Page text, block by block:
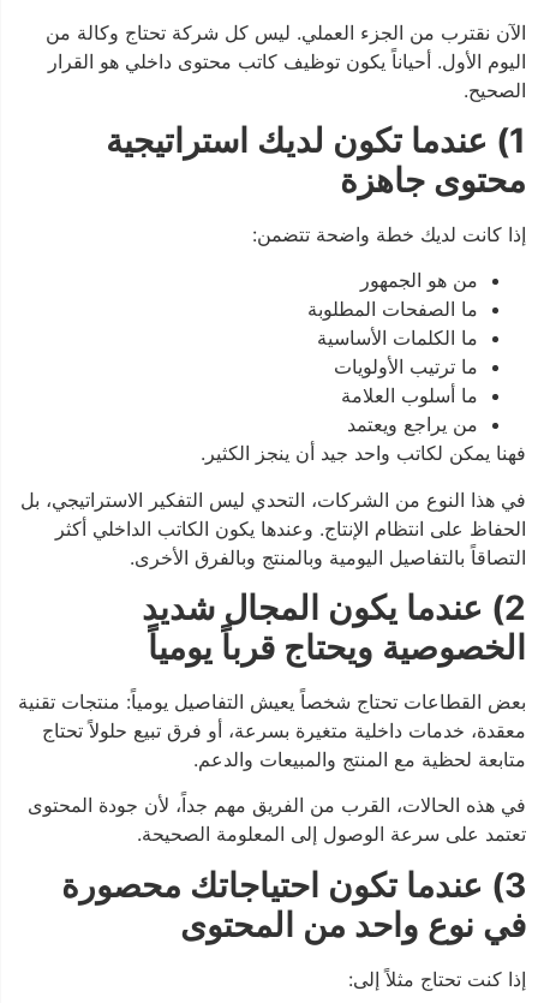
الآن نقترب من الجزء العملي. ليس كل شركة تحتاج وكالة من
اليوم الأول. أحياناً يكون توظيف كاتب محتوى داخلي هو القرار
الصحيح.
1) عندما تكون لديك استراتيجية
محتوى جاهزة
إذا كانت لديك خطة واضحة تتضمن:
من هو الجمهور
ما الصفحات المطلوبة
ما الكلمات الأساسية
ما ترتيب الأولويات
ما أسلوب العلامة
من يراجع ويعتمد
فهنا يمكن لكاتب واحد جيد أن ينجز الكثير.
في هذا النوع من الشركات، التحدي ليس التفكير الاستراتيجي، بل
الحفاظ على انتظام الإنتاج. وعندها يكون الكاتب الداخلي أكثر
التصاقاً بالتفاصيل اليومية وبالمنتج وبالفرق الأخرى.
2) عندما يكون المجال شديد
الخصوصية ويحتاج قرباً يومياً
بعض القطاعات تحتاج شخصاً يعيش التفاصيل يومياً: منتجات تقنية
معقدة، خدمات داخلية متغيرة بسرعة، أو فرق تبيع حلولاً تحتاج
متابعة لحظية مع المنتج والمبيعات والدعم.
في هذه الحالات، القرب من الفريق مهم جداً، لأن جودة المحتوى
تعتمد على سرعة الوصول إلى المعلومة الصحيحة.
3) عندما تكون احتياجاتك محصورة
في نوع واحد من المحتوى
إذا كنت تحتاج مثلاً إلى: